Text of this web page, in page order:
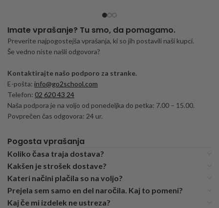
Imate vprašanje? Tu smo, da pomagamo.
Preverite najpogostejša vprašanja, ki so jih postavili naši kupci.
Še vedno niste našli odgovora?
Kontaktirajte našo podporo za stranke.
E-pošta: info@go2school.com
Telefon: 02 620 43 24
Naša podpora je na voljo od ponedeljka do petka: 7.00 – 15.00.
Povprečen čas odgovora: 24 ur.
Pogosta vprašanja
Koliko časa traja dostava?
Kakšen je strošek dostave?
Kateri načini plačila so na voljo?
Prejela sem samo en del naročila. Kaj to pomeni?
Kaj če mi izdelek ne ustreza?